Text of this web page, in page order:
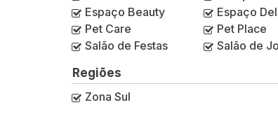
Espaço Beauty
Espaço
Pet Care
Pet Place
Salão de Festas
Salão de
Regiões
Zona Sul